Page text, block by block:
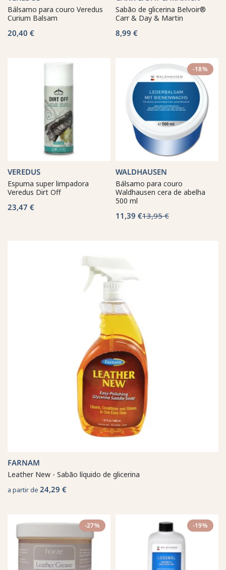
Bálsamo para couro Veredus
Curium Balsam
20,40 €
Sabão de glicerina Belvoir®
Carr & Day & Martin
8,99 €
VEREDUS
Espuma super limpadora
Veredus Dirt Off
23,47 €
-18%
WALDHAUSEN
Bálsamo para couro
Waldhausen cera de abelha
500 ml
11,39 €13,95 €
FARNAM
Leather New - Sabão líquido de glicerina
a partir de 24,29 €
-27% -19%